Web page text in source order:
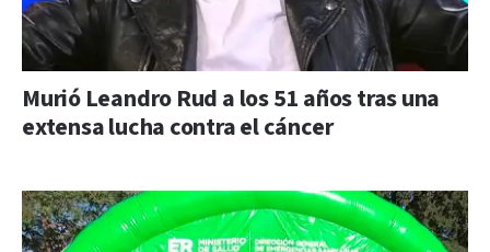
Murió Leandro Rud a los 51 años tras una
extensa lucha contra el cáncer